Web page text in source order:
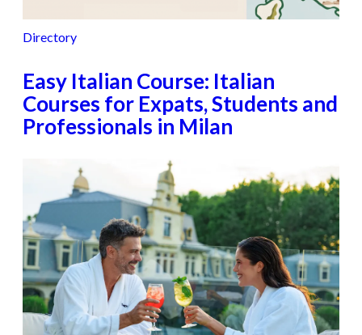
Directory
Easy Italian Course: Italian
Courses for Expats, Students and
Professionals in Milan